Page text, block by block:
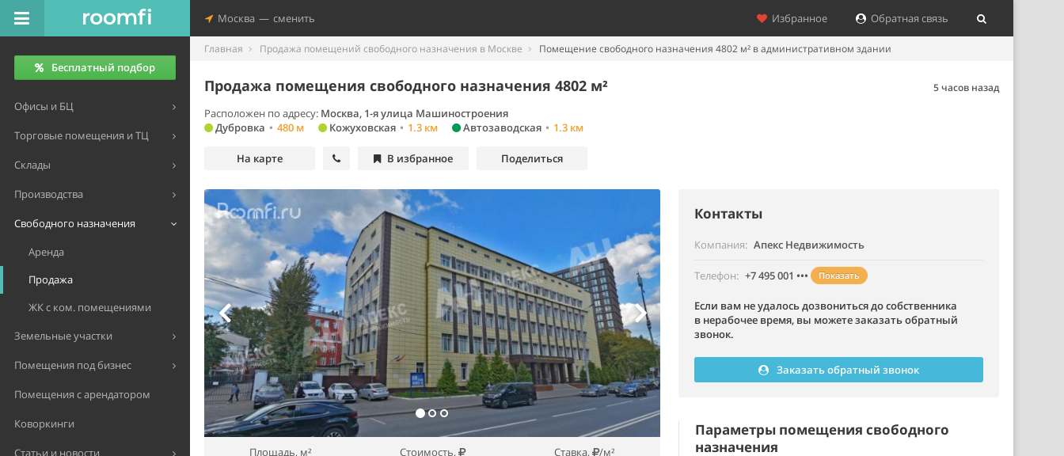
Москва — сменить Избранное Обратная связь
Бесплатный подбор
Офисы и БЦ
Торговые помещения и ТЦ
Склады
Производства
Свободного назначения
Аренда
Продажа
ЖК с ком. помещениями
Земельные участки
Помещения под бизнес
Помещения с арендатором
Коворкинги
Статьи и новости
Главная Продажа помещений свободного назначения в Москве Помещение свободного назначения 4802 м² в административном здании
Продажа помещения свободного назначения 4802 м² 5 часов назад
Расположен по адресу: Москва, 1-я улица Машиностроения
Дубровка • 480 м Кожуховская • 1.3 км Автозаводская • 1.3 км
На карте В избранное Поделиться
Площадь, м² Стоимость, Ставка, /м²
Контакты
Компания Апекс Недвижимость
Телефон +7 495 001 ••• Показать
Если вам не удалось дозвониться до собственника
в нерабочее время, вы можете заказать обратный
звонок.
Заказать обратный звонок
Параметры помещения свободного
назначения